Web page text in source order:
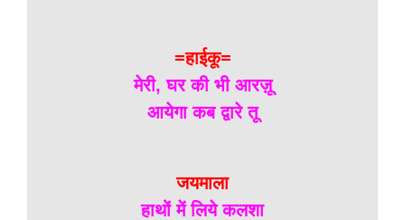
=हाईकू=
मेरी, घर की भी आरज़ू
आयेगा कब द्वारे तू
जयमाला
हाथों में लिये कलशा